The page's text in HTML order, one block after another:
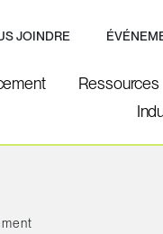
JOINDRE
Ressources